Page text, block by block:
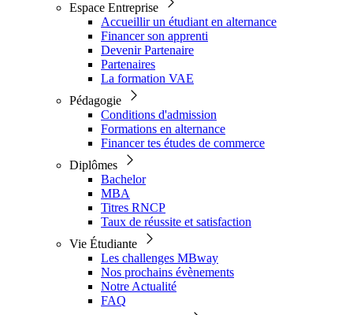
Espace Entreprise
Accueillir un étudiant en alternance
Financer son apprenti
Devenir Partenaire
Partenaires
La formation VAE
Pédagogie
Conditions d'admission
Formations en alternance
Financer tes études de commerce
Diplômes
Bachelor
MBA
Titres RNCP
Taux de réussite et satisfaction
Vie Étudiante
Les challenges MBway
Nos prochains évènements
Notre Actualité
FAQ